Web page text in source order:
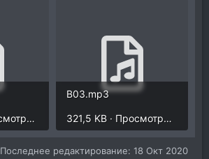
253,3 KB · Просмотры: 1.636
B03.mp3
321,5 KB · Просмотры: 1.666
Последнее редактирование: 18 Окт 2020